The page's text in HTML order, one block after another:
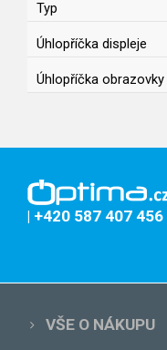
Typ
Úhlopříčka displeje
Úhlopříčka obrazovky
| +420 587 407 456
VŠE O NÁKUPU